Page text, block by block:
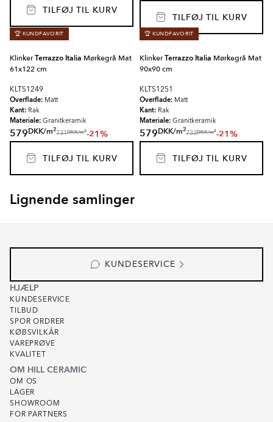
TILFØJ TIL KURV
TILFØJ TIL KURV
🏆 KUNDFAVORIT
KlinkerTerrazzo Italia Mørkegrå Mat
61x122 cm
KLTS1249
Overflade: Matt
Kant: Rak
Materiale: Granitkeramik
579DKK/m2
731DKK/m2-21%
TILFØJ TIL KURV
🏆 KUNDFAVORIT
KlinkerTerrazzo Italia Mørkegrå Mat
90x90 cm
KLTS1251
Overflade: Matt
Kant: Rak
Materiale: Granitkeramik
579DKK/m2
733DKK/m2-21%
TILFØJ TIL KURV
Lignende samlinger
CEPPO DI GRE
KUNDESERVICE
HJÆLP
KUNDESERVICE
TILBUD
SPOR ORDRER
KØBSVILKÅR
VAREPRØVE
KVALITET
OM HILL CERAMIC
OM OS
LAGER
SHOWROOM
FOR PARTNERS